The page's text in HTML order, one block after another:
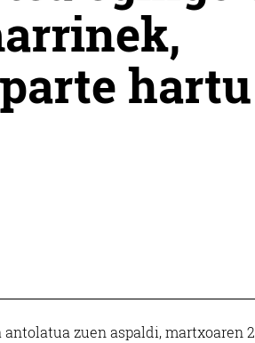
zuen aspaldi, martxoaren